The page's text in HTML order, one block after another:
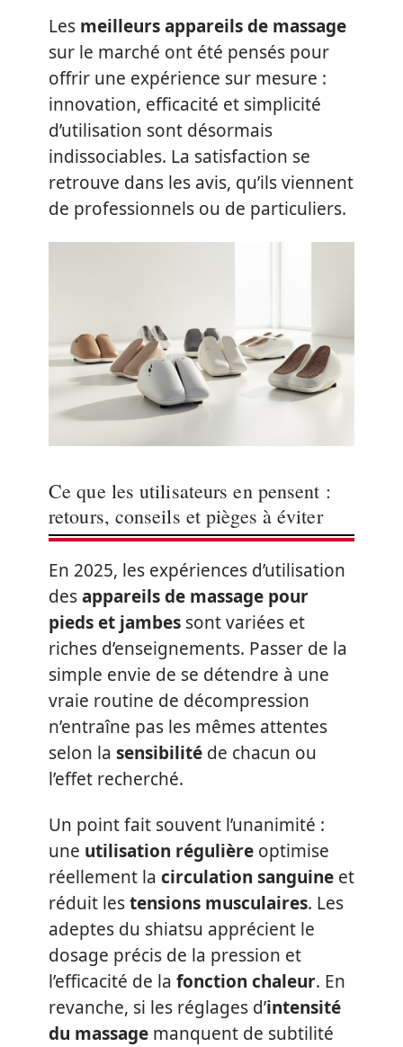
Les meilleurs appareils de massage
sur le marché ont été pensés pour
offrir une expérience sur mesure :
innovation, efficacité et simplicité
d’utilisation sont désormais
indissociables. La satisfaction se
retrouve dans les avis, qu’ils viennent
de professionnels ou de particuliers.
Ce que les utilisateurs en pensent :
retours, conseils et pièges à éviter
En 2025, les expériences d’utilisation
desappareils de massage pour
pieds et jambes sont variées et
riches d’enseignements. Passer de la
simple envie de se détendre à une
vraie routine de décompression
n’entraîne pas les mêmes attentes
selon la sensibilité de chacun ou
l’effet recherché.
Un point fait souvent l’unanimité :
une utilisation régulière optimise
réellement la circulation sanguine et
réduit lestensions musculaires. Les
adeptes du shiatsu apprécient le
dosage précis de la pression et
l’efficacité de la fonction chaleur. En
revanche, si les réglages d’intensité
du massage manquent de subtilité